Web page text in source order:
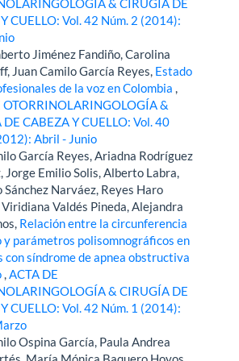
& CIRUGÍA DE
CUELLO: Vol. 42 Núm. 2 (2014):
Jiménez Fandiño, Carolina
Juan Camilo García Reyes, Estado
de la voz en Colombia,
OTORRINOLARINGOLOGÍA &
CABEZA Y CUELLO: Vol. 40
Abril - Junio
García Reyes, Ariadna Rodríguez
Jorge Emilio Solis, Alberto Labra,
Sánchez Narváez, Reyes Haro
Valdés Pineda, Alejandra
Relación entre la circunferencia
y parámetros polisomnográficos en
con síndrome de apnea obstructiva
,ACTA DE
& CIRUGÍA DE
CUELLO: Vol. 42 Núm. 1 (2014):
Ospina García, Paula Andrea